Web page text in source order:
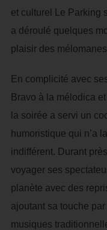
et culturel Le Parking
a déroulé quelques
plaisir des
En complicité avec
Bravo à la mélodica
la soirée a servi un
humoristique qui n’a
indifférent. Durant
voyager ses
planète avec des
ajoutant sa touche
musiques